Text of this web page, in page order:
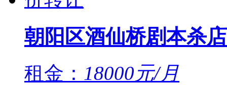
朝阳区酒仙桥剧本杀
租金： 18000元/月